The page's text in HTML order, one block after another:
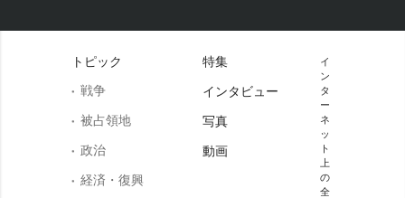
トピック
戦争
被占領地
政治
経済・復興
特集
インタビュー
写真
動画
イ
ン
タ
ー
ネ
ッ
ト
上
の
全